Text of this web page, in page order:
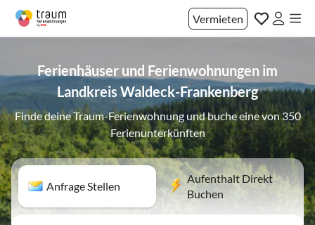
Vermieten
Ferienhäuser und Ferienwohnungen im
Landkreis Waldeck-Frankenberg
Finde deine Traum-Ferienwohnung und buche eine von 350
Ferienunterkünften
Anfrage Stellen
Aufenthalt Direkt
Buchen